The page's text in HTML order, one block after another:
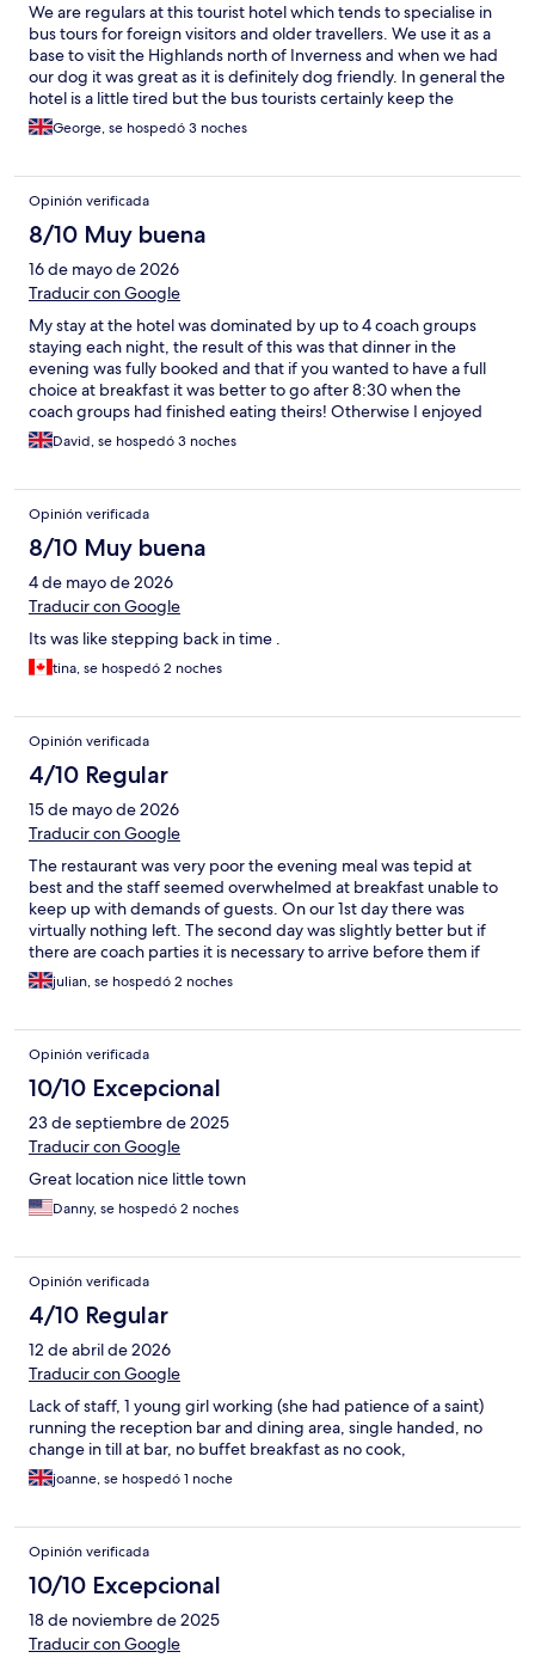
We are regulars at this tourist hotel which tends to specialise in
bus tours for foreign visitors and older travellers. We use it as a
base to visit the Highlands north of Inverness and when we had
our dog it was great as it is definitely dog friendly. In general the
hotel is a little tired but the bus tourists certainly keep the
numbers up. There is a very good Chinese restaurant and a pizza
restaurant within walking distance if you want to eat out as the
helpful and there is often musical entertainment in the evening.
George, se hospedó 3 noches
Opinión verificada
8/10 Muy buena
16 de mayo de 2026
Traducir con Google
My stay at the hotel was dominated by up to 4 coach groups
staying each night, the result of this was that dinner in the
evening was fully booked and that if you wanted to have a full
choice at breakfast it was better to go after 8:30 when the
coach groups had finished eating theirs! Otherwise I enjoyed
my stay in the hotel. It would have better if I’d been informed of
this situation when I was making the booking
David, se hospedó 3 noches
Opinión verificada
8/10 Muy buena
4 de mayo de 2026
Traducir con Google
Its was like stepping back in time .
tina, se hospedó 2 noches
Opinión verificada
4/10 Regular
15 de mayo de 2026
Traducir con Google
The restaurant was very poor the evening meal was tepid at
best and the staff seemed overwhelmed at breakfast unable to
keep up with demands of guests. On our 1st day there was
virtually nothing left. The second day was slightly better but if
there are coach parties it is necessary to arrive before them if
you want a reasonable choice.
julian, se hospedó 2 noches
Opinión verificada
10/10 Excepcional
23 de septiembre de 2025
Traducir con Google
Great location nice little town
Danny, se hospedó 2 noches
Opinión verificada
4/10 Regular
12 de abril de 2026
Traducir con Google
Lack of staff, 1 young girl working (she had patience of a saint)
running the reception bar and dining area, single handed, no
change in till at bar, no buffet breakfast as no cook,
joanne, se hospedó 1 noche
Opinión verificada
10/10 Excepcional
18 de noviembre de 2025
Traducir con Google